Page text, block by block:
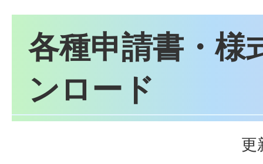
各種申請書・様
ンロード
更